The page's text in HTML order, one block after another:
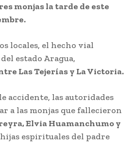
monjas la tarde de este
locales, el hecho vial
estado Aragua,
Las Tejerías y La Victoria.
accidente, las autoridades
a las monjas que fallecieron
Elvia Huamanchumo y
espirituales del padre